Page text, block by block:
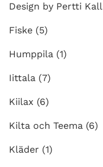
Design by Pertti
Fiske (5)
Humppila (1)
Iittala (7)
Kiilax (6)
Kilta och Teema (6)
Kläder (1)